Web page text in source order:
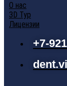
О нас
3D Тур
Лицензии
+7-